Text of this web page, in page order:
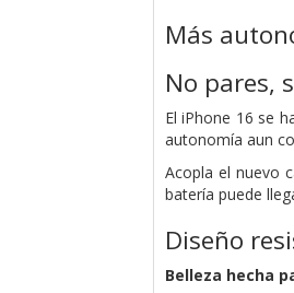
Más
No pares,
El iPhone 16 se
autonomía aun
Acopla el nuevo
batería puede
Diseño
Belleza hecha